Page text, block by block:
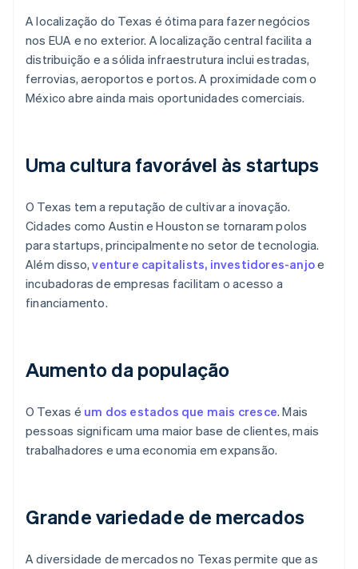
A localização do Texas é ótima para fazer negócios
nos EUA e no exterior. A localização central facilita a
distribuição e a sólida infraestrutura inclui estradas,
ferrovias, aeroportos e portos. A proximidade com o
México abre ainda mais oportunidades comerciais.
Uma cultura favorável às startups
O Texas tem a reputação de cultivar a inovação.
Cidades como Austin e Houston se tornaram polos
para startups, principalmente no setor de tecnologia.
Além disso,venture capitalists, investidores-anjoe
incubadoras de empresas facilitam o acesso a
financiamento.
Aumento da população
O Texas é um dos estados que mais cresce. Mais
pessoas significam uma maior base de clientes, mais
trabalhadores e uma economia em expansão.
Grande variedade de mercados
A diversidade de mercados no Texas permite que as